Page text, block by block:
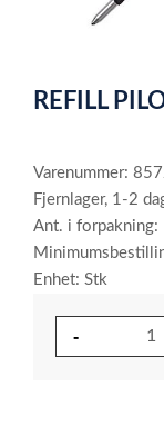
of
REFILL
Varenummer:
Fjernlager, 1-2
Ant. i forpakning:
Enhet: Stk